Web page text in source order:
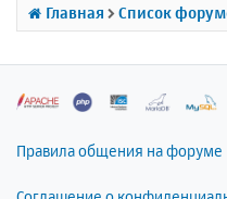
Главная Список
Правила общения на форуме